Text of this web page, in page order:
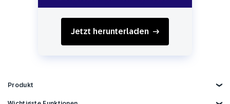
Jetzt herunterladen
Produkt